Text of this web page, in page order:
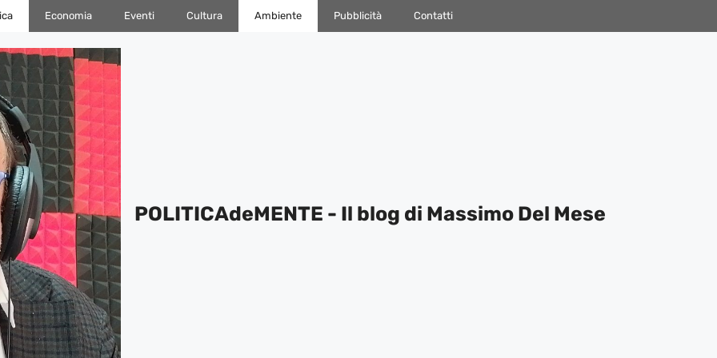
Economia Eventi Cultura Ambiente Pubblicità Contatti
POLITICAdeMENTE - Il blog di Massimo Del Mese